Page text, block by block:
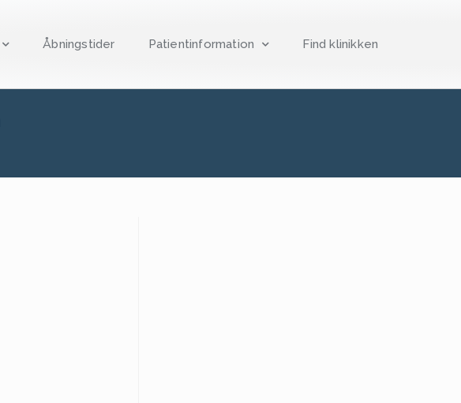
Åbningstider Patientinformation Find klinikken